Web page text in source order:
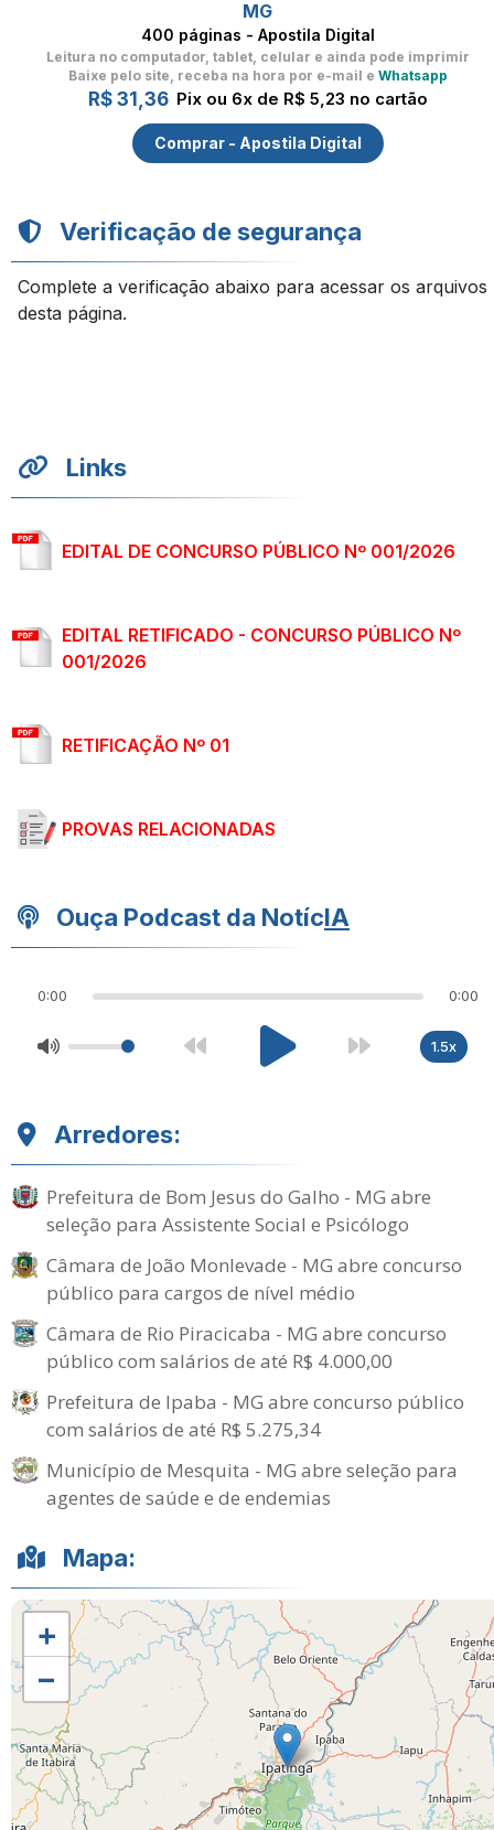
MG
400 páginas - Apostila Digital
Leitura no computador, tablet, celular e ainda pode imprimir
Baixe pelo site, receba na hora por e-mail e Whatsapp
R$ 31,36 Pix ou 6x de R$ 5,23 no cartão
Comprar - Apostila Digital
Verificação de segurança
Complete a verificação abaixo para acessar os arquivos
desta página.
Links
EDITAL DE CONCURSO PÚBLICO Nº 001/2026
EDITAL RETIFICADO - CONCURSO PÚBLICO Nº
001/2026
RETIFICAÇÃO Nº 01
PROVAS RELACIONADAS
Ouça Podcast da NotícIA
0:00 0:00
1.5x
Arredores:
Prefeitura de Bom Jesus do Galho - MG abre
seleção para Assistente Social e Psicólogo
Câmara de João Monlevade - MG abre concurso
público para cargos de nível médio
Câmara de Rio Piracicaba - MG abre concurso
público com salários de até R$ 4.000,00
Prefeitura de Ipaba - MG abre concurso público
com salários de até R$ 5.275,34
Município de Mesquita - MG abre seleção para
agentes de saúde e de endemias
Mapa:
+
−